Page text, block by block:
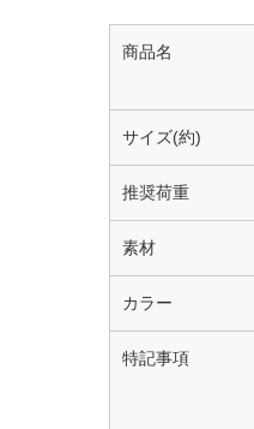
商品名
サイズ(約)
推奨荷重
素材
カラー
特記事項